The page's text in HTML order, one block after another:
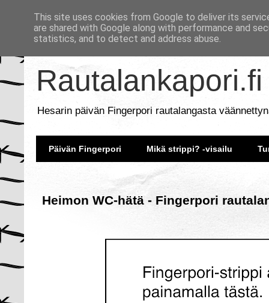
Rautalankapori.fi
Hesarin päivän Fingerpori rautalangasta
Päivän Fingerpori Mikä strippi? -visailu
Heimon WC-hätä - Fingerpori
This site uses cookies from Google to deliver its
are shared with Google along with performance and
statistics, and to detect and address abuse.